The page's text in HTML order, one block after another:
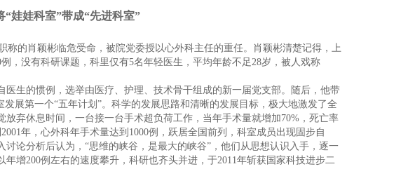
“娃娃科室”带成“先进科室”
的肖颖彬临危受命，被院党委授以心外科主任的重任。肖颖彬清楚记得，上
，没有科研课题，科里仅有5名年轻医生，平均年龄不足28岁，被人戏称
生的惯例，选举由医疗、护理、技术骨干组成的新一届党支部。随后，他带
展第一个“五年计划”。科学的发展思路和清晰的发展目标，极大地激发了全
弃休息时间，一台接一台手术超负荷工作，当年手术量就增加70%，死亡率
年，心外科年手术量达到1000例，跃居全国前列，科室成员出现固步自
论分析后认为，“思维的峡谷，是最大的峡谷”，他们从思想认识入手，逐一
增200例左右的速度攀升，科研也齐头并进，于2011年斩获国家科技进步二